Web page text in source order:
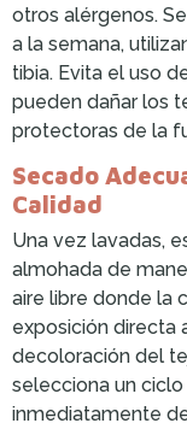
otros alérgenos.
a la semana,
tibia. Evita el uso
pueden dañar los
protectoras de la
Secado
Calidad
Una vez lavadas,
almohada de
aire libre donde la
exposición directa
decoloración del
selecciona un
inmediatamente